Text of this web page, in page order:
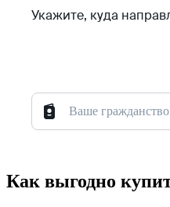
Укажите, куда
Ваше гражданство
Как выгодно